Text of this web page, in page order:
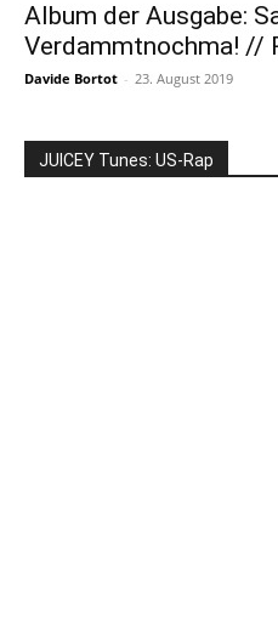
Album der Ausgabe:
Verdammtnochma! //
Davide Bortot - 23. August 2019
JUICEY Tunes: US-Rap